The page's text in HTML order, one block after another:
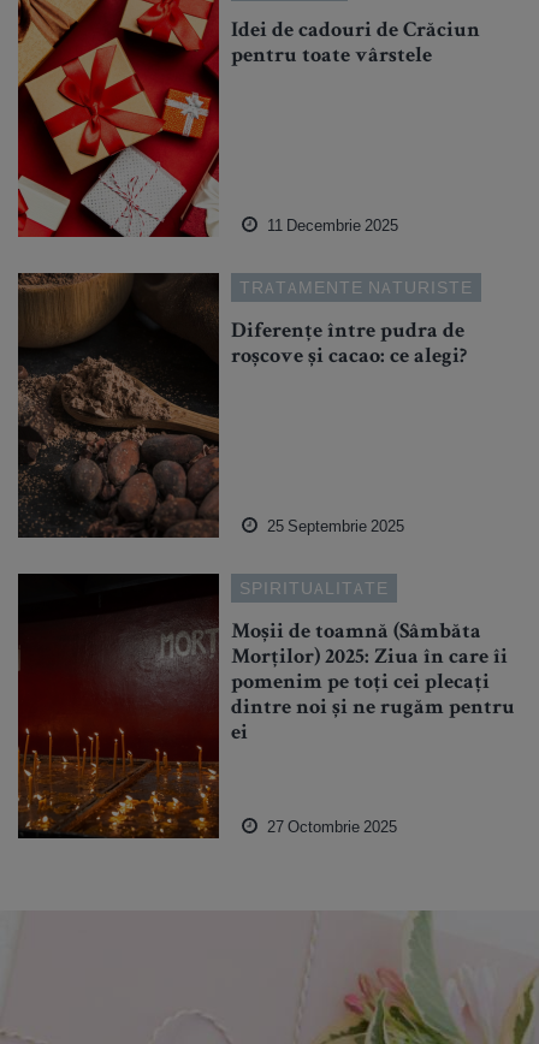
Idei de cadouri de Crăciun
pentru toate vârstele
11 Decembrie 2025
TRATAMENTE NATURISTE
Diferențe între pudra de
roșcove și cacao: ce alegi?
25 Septembrie 2025
SPIRITUALITATE
Moșii de toamnă (Sâmbăta
Morților) 2025: Ziua în care îi
pomenim pe toți cei plecați
dintre noi și ne rugăm pentru
ei
27 Octombrie 2025